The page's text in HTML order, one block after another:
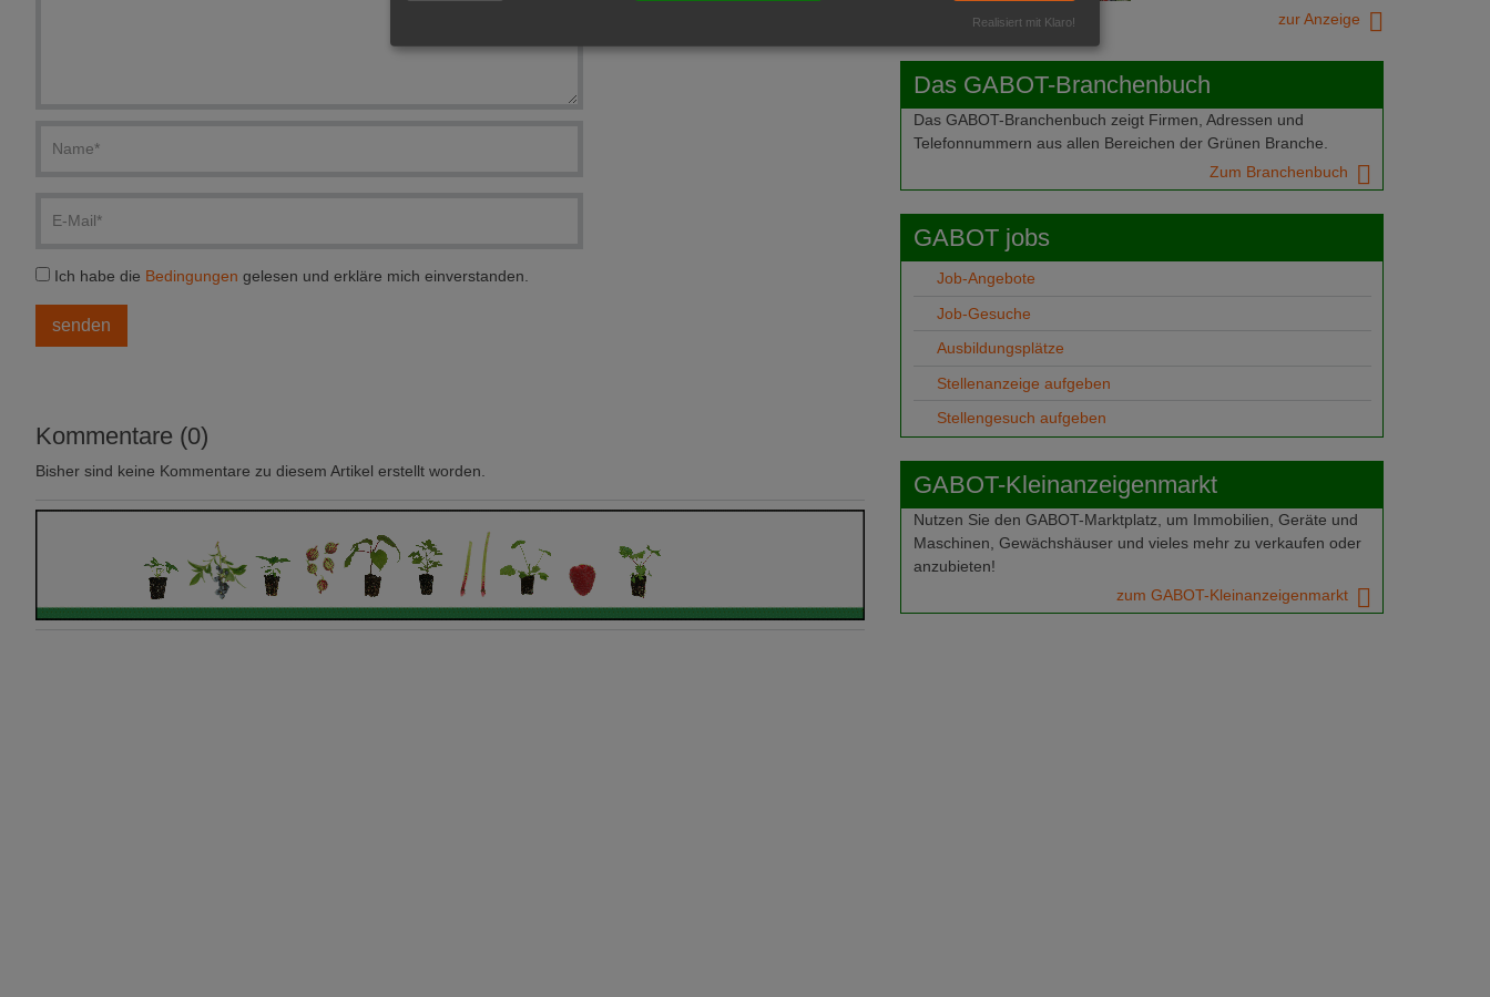
Ich habe die Bedingungen gelesen und erkläre mich einverstanden.
Kommentare (0)
Bisher sind keine Kommentare zu diesem Artikel erstellt worden.
zur Anzeige
Das GABOT-Branchenbuch
Das GABOT-Branchenbuch zeigt Firmen, Adressen und
Telefonnummern aus allen Bereichen der Grünen Branche.
Zum Branchenbuch
GABOT jobs
Job-Angebote
Job-Gesuche
Ausbildungsplätze
Stellenanzeige aufgeben
Stellengesuch aufgeben
GABOT-Kleinanzeigenmarkt
Nutzen Sie den GABOT-Marktplatz, um Immobilien, Geräte und
Maschinen, Gewächshäuser und vieles mehr zu verkaufen oder
anzubieten!
zum GABOT-Kleinanzeigenmarkt
Realisiert mit Klaro!